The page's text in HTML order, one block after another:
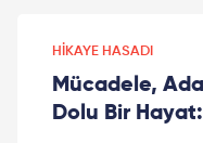
HIKAYE HASADI
Mücadele,
Dolu Bir